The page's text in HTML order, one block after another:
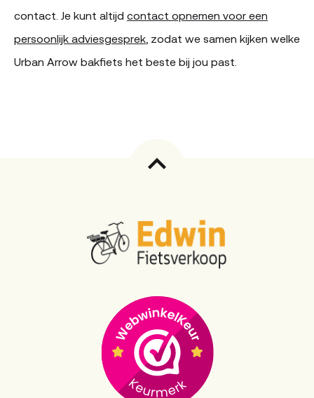
contact. Je kunt altijd contact opnemen voor een
persoonlijk adviesgesprek , zodat we samen kijken welke
Urban Arrow bakfiets het beste bij jou past.